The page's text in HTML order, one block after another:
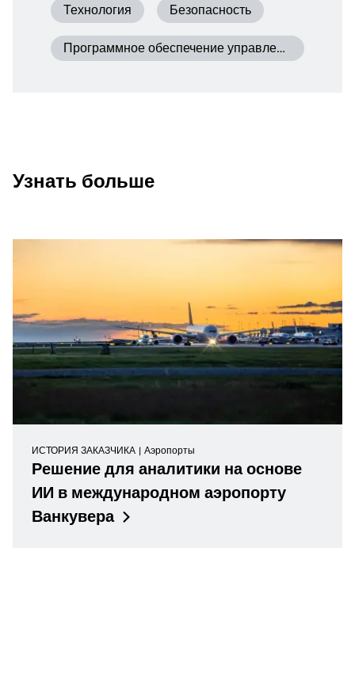
Технология Безопасность
Программное обеспечение управления
Узнать больше
ИСТОРИЯ ЗАКАЗЧИКА Аэропорты
Решение для аналитики на основе
ИИ в международном аэропорту
Ванкувера